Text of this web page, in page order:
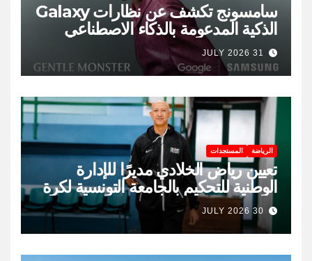
سامسونج تكشف عن نظارات Galaxy
الذكية المدعومة بالذكاء الاصطناعي
31 JULY 2026
الرياضة المستجدات
تعيين رياض الخلادي مديرًا للإدارة
الوطنية للتحكيم بالجامعة التونسية لكرة
السلة
30 JULY 2026